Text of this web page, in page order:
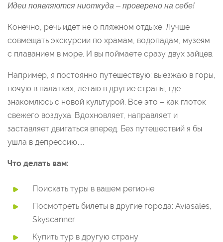
Идеи появляются ниоткуда – проверено на себе!
Конечно, речь идет не о пляжном отдыхе. Лучше
совмещать экскурсии по храмам, водопадам, музеям
с плаванием в море. И вы поймаете сразу двух зайцев.
Например, я постоянно путешествую: выезжаю в горы,
ночую в палатках, летаю в другие страны, где
знакомлюсь с новой культурой. Все это – как глоток
свежего воздуха. Вдохновляет, направляет и
заставляет двигаться вперед. Без путешествий я бы
ушла в депрессию…
Что делать вам:
Поискать туры в вашем регионе
Посмотреть билеты в другие города: Aviasales,
Skyscanner
Купить тур в другую страну